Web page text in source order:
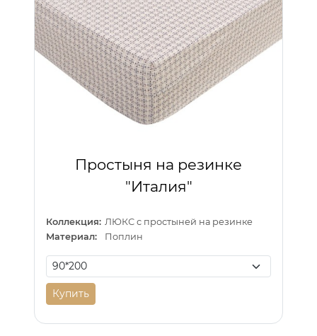
Простыня на резинке
"Италия"
Коллекция: ЛЮКС с простыней на резинке
Материал:
Поплин
Купить